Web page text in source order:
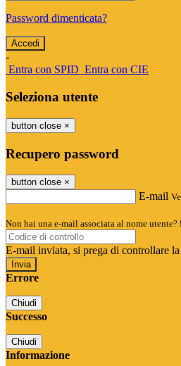
Password dimenticata?
-
Entra con SPID Entra con CIE
Seleziona utente
button close ×
Recupero password
button close ×
E-mail
Non hai una e-mail associata al nome
E-mail inviata, si prega di controllare
Errore
Chiudi
Successo
Chiudi
Informazione